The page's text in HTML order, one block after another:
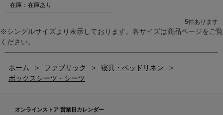
在庫：在庫あり
5件あります
※シングルサイズより表示しております。各サイズは商品ページをご覧
ください。
ホーム > ファブリック > 寝具・ベッドリネン
>
ボックスシーツ・シーツ
オンラインストア 営業日カレンダー